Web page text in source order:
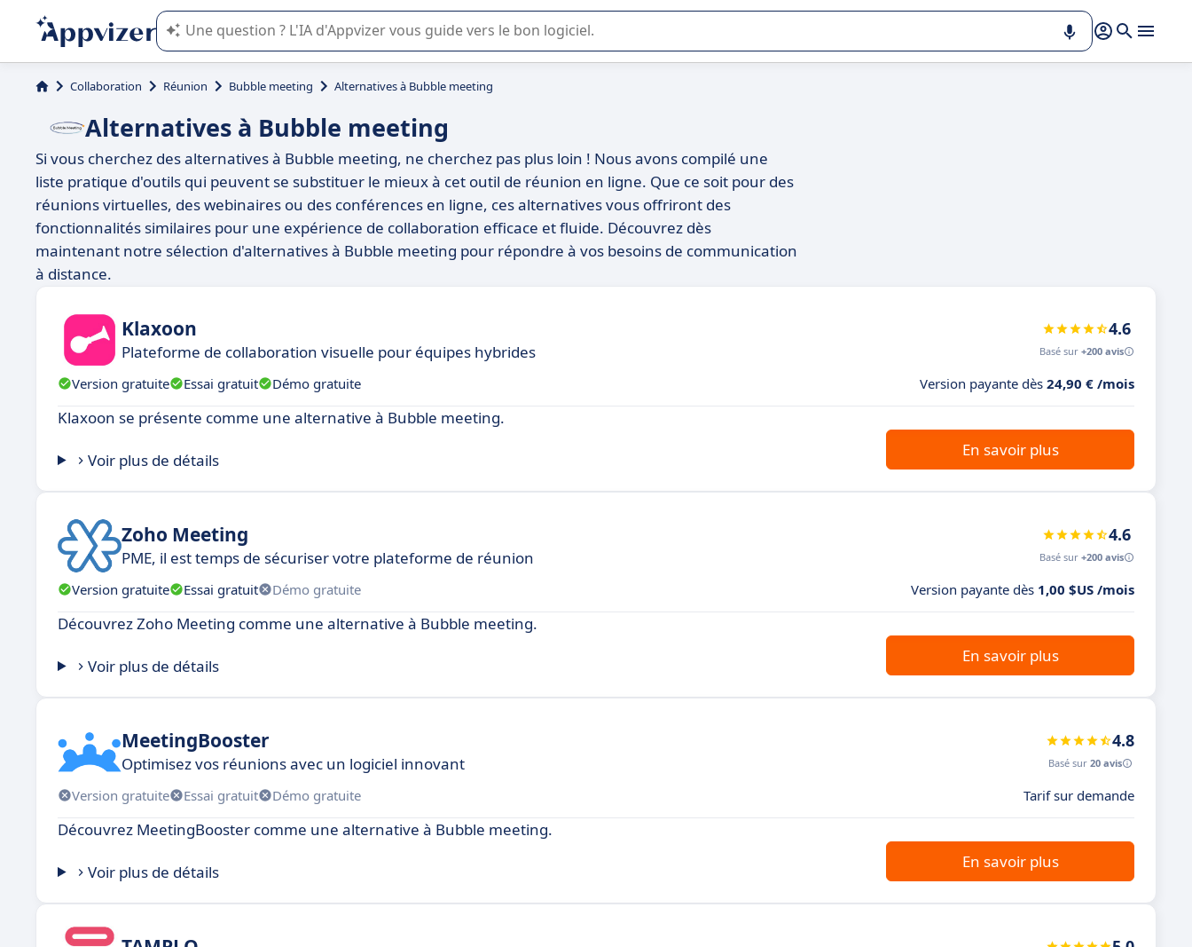
L'IA de Appvizer vous guide dans l'utilisation ou la sélection de logiciel SaaS en entreprise.
Collaboration Réunion Bubble meeting Alternatives à Bubble meeting
Alternatives à Bubble meeting
Si vous cherchez des alternatives à Bubble meeting, ne cherchez pas plus loin ! Nous avons compilé une
liste pratique d'outils qui peuvent se substituer le mieux à cet outil de réunion en ligne. Que ce soit pour des
réunions virtuelles, des webinaires ou des conférences en ligne, ces alternatives vous offriront des
fonctionnalités similaires pour une expérience de collaboration efficace et fluide. Découvrez dès
maintenant notre sélection d'alternatives à Bubble meeting pour répondre à vos besoins de communication
à distance.
Klaxoon
Plateforme de collaboration visuelle pour équipes hybrides
4.6
Basé sur +200 avis
Version gratuite Essai gratuit Démo gratuite Version payante dès 24,90 € /mois
Klaxoon se présente comme une alternative à Bubble meeting.
Voir plus de détails
En savoir plus
Zoho Meeting
PME, il est temps de sécuriser votre plateforme de réunion
4.6
Basé sur +200 avis
Version gratuite Essai gratuit Démo gratuite Version payante dès 1,00 $US /mois
Découvrez Zoho Meeting comme une alternative à Bubble meeting.
Voir plus de détails
En savoir plus
MeetingBooster
Optimisez vos réunions avec un logiciel innovant
4.8
Basé sur 20 avis
Version gratuite Essai gratuit Démo gratuite Tarif sur demande
Découvrez MeetingBooster comme une alternative à Bubble meeting.
Voir plus de détails
En savoir plus